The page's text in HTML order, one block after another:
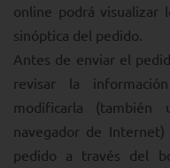
online podrá visualizar
sinóptica del pedido.
Antes de enviar el
revisar la
modificarla (también
navegador de
pedido a través del